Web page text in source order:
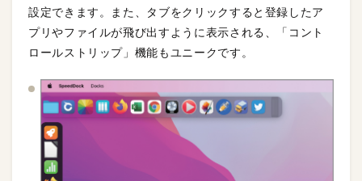
設定できます。また、タブをクリックすると登録したア
プリやファイルが飛び出すように表示される、「コント
ロールストリップ」機能もユニークです。